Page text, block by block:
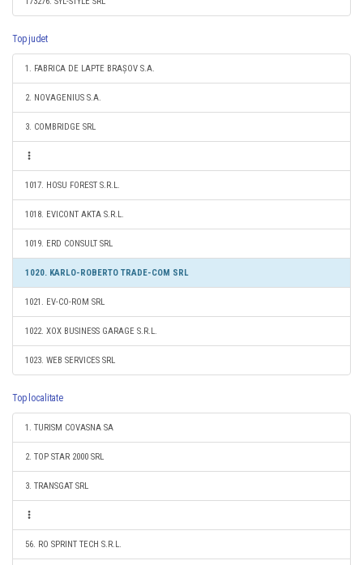
Top judet
1. FABRICA DE LAPTE BRAȘOV S.A.
2. NOVAGENIUS S.A.
3. COMBRIDGE SRL
1017. HOSU FOREST S.R.L.
1018. EVICONT AKTA S.R.L.
1019. ERD CONSULT SRL
1020. KARLO-ROBERTO TRADE-COM SRL
1021. EV-CO-ROM SRL
1022. XOX BUSINESS GARAGE S.R.L.
1023. WEB SERVICES SRL
Top localitate
1. TURISM COVASNA SA
2. TOP STAR 2000 SRL
3. TRANSGAT SRL
56. RO SPRINT TECH S.R.L.